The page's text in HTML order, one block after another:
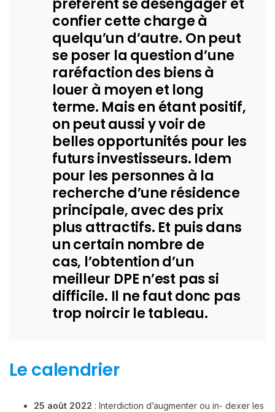
préfèrent se désengager et
confier cette charge à
quelqu’un d’autre. On peut
se poser la question d’une
raréfaction des biens à
louer à moyen et long
terme. Mais en étant positif,
on peut aussi y voir de
belles opportunités pour les
futurs investisseurs. Idem
pour les personnes à la
recherche d’une résidence
principale, avec des prix
plus attractifs. Et puis dans
un certain nombre de
cas, l’obtention d’un
meilleur DPE n’est pas si
difficile. Il ne faut donc pas
trop noircir le tableau.
Le calendrier
25 août 2022 : Interdiction d’augmenter ou in- dexer les